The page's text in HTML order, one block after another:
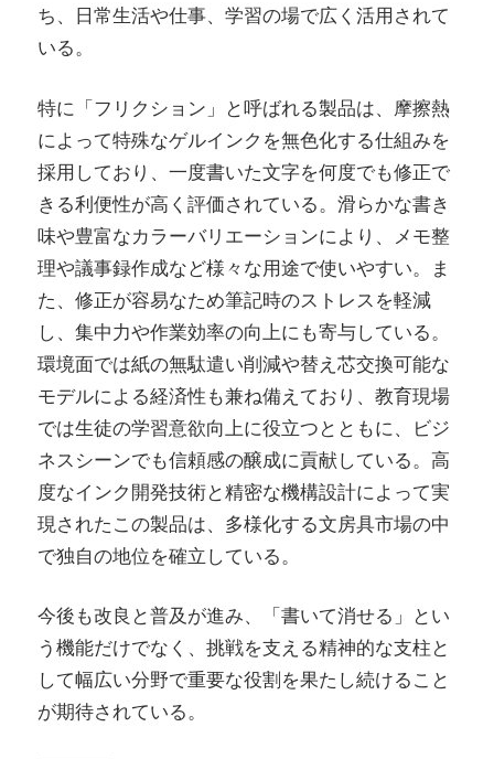
ち、日常生活や仕事、学習の場で広く活用されて
いる。
特に「フリクション」と呼ばれる製品は、摩擦熱
によって特殊なゲルインクを無色化する仕組みを
採用しており、一度書いた文字を何度でも修正で
きる利便性が高く評価されている。滑らかな書き
味や豊富なカラーバリエーションにより、メモ整
理や議事録作成など様々な用途で使いやすい。ま
た、修正が容易なため筆記時のストレスを軽減
し、集中力や作業効率の向上にも寄与している。
環境面では紙の無駄遣い削減や替え芯交換可能な
モデルによる経済性も兼ね備えており、教育現場
では生徒の学習意欲向上に役立つとともに、ビジ
ネスシーンでも信頼感の醸成に貢献している。高
度なインク開発技術と精密な機構設計によって実
現されたこの製品は、多様化する文房具市場の中
で独自の地位を確立している。
今後も改良と普及が進み、「書いて消せる」とい
う機能だけでなく、挑戦を支える精神的な支柱と
して幅広い分野で重要な役割を果たし続けること
が期待されている。